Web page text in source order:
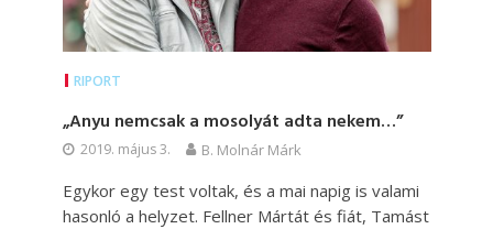
RIPORT
„Anyu nemcsak a mosolyát adta nekem…”
2019. május 3. B. Molnár Márk
Egykor egy test voltak, és a mai napig is valami
hasonló a helyzet. Fellner Mártát és fiát, Tamást